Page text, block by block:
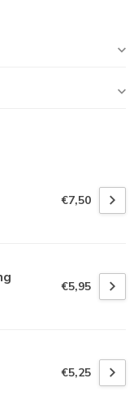
€7,50
€5,95
€5,25